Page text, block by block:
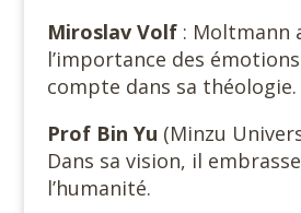
Miroslav Volf : Moltmann
l’importance des
compte dans sa théologie.
Prof Bin Yu (Minzu
Dans sa vision, il
l’humanité.